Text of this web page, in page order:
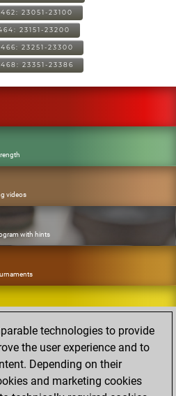
462: 23051-23100
23151-23200
466: 23251-23300
468: 23351-23386
videos
with hints
in the cloud
technologies to provide
the user experience and to
Depending on their
and marketing cookies